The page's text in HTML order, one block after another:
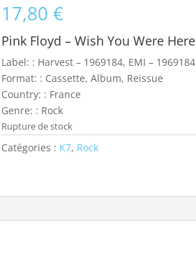
17,80€
Pink Floyd ‎– Wish You Were Here
Label: : Harvest ‎– 1969184, EMI ‎– 1969184
Format: : Cassette, Album, Reissue
Country: : France
Genre: : Rock
Rupture de stock
Catégories : K7, Rock